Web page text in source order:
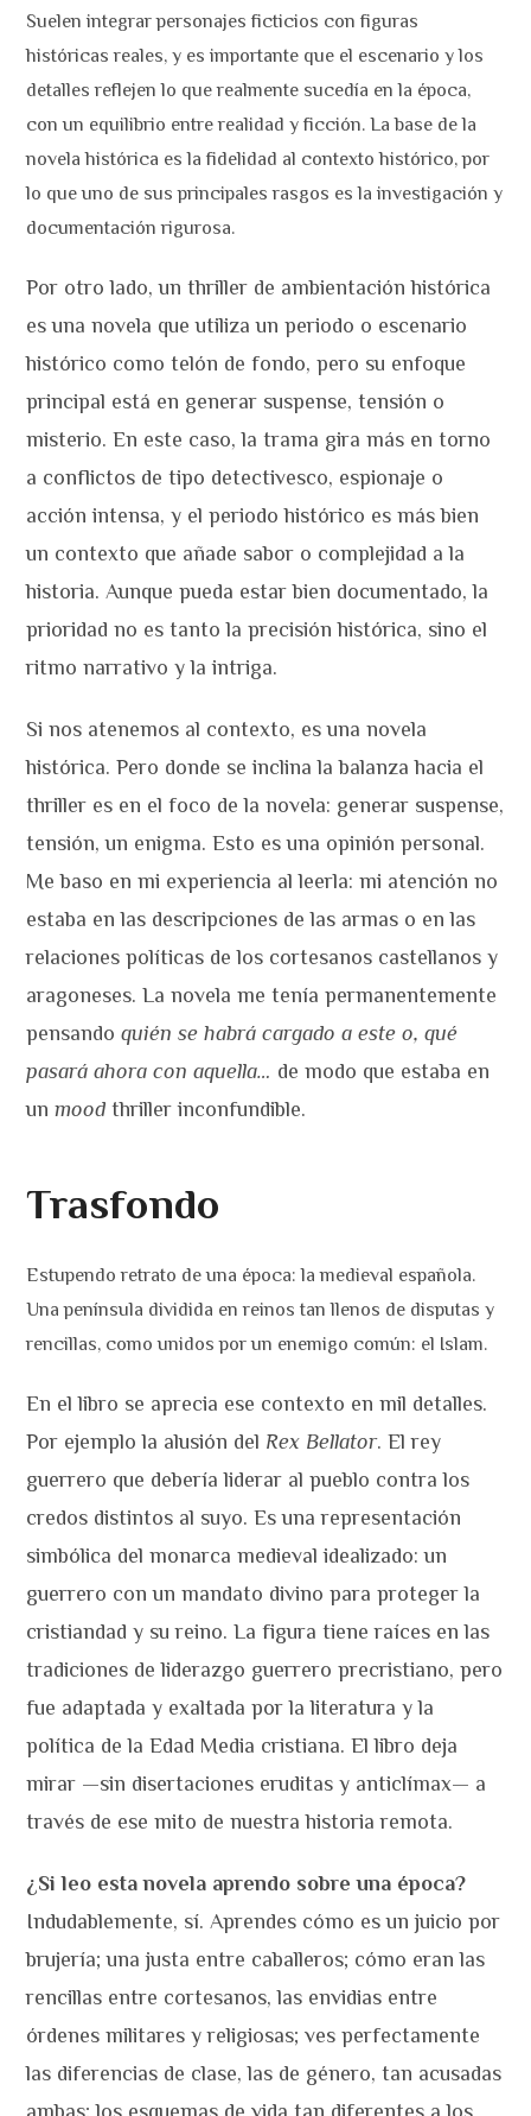
Suelen integrar personajes ficticios con figuras
históricas reales, y es importante que el escenario y los
detalles reflejen lo que realmente sucedía en la época,
con un equilibrio entre realidad y ficción. La base de la
novela histórica es la fidelidad al contexto histórico, por
lo que uno de sus principales rasgos es la investigación y
documentación rigurosa.
Por otro lado, un thriller de ambientación histórica
es una novela que utiliza un periodo o escenario
histórico como telón de fondo, pero su enfoque
principal está en generar suspense, tensión o
misterio. En este caso, la trama gira más en torno
a conflictos de tipo detectivesco, espionaje o
acción intensa, y el periodo histórico es más bien
un contexto que añade sabor o complejidad a la
historia. Aunque pueda estar bien documentado, la
prioridad no es tanto la precisión histórica, sino el
ritmo narrativo y la intriga.
Si nos atenemos al contexto, es una novela
histórica. Pero donde se inclina la balanza hacia el
thriller es en el foco de la novela: generar suspense,
tensión, un enigma. Esto es una opinión personal.
Me baso en mi experiencia al leerla: mi atención no
estaba en las descripciones de las armas o en las
relaciones políticas de los cortesanos castellanos y
aragoneses. La novela me tenía permanentemente
pensandoquién se habrá cargado a este o, qué
pasará ahora con aquella… de modo que estaba en
unmood thriller inconfundible.
Trasfondo
Estupendo retrato de una época: la medieval española.
Una península dividida en reinos tan llenos de disputas y
rencillas, como unidos por un enemigo común: el Islam.
En el libro se aprecia ese contexto en mil detalles.
Por ejemplo la alusión del Rex Bellator. El rey
guerrero que debería liderar al pueblo contra los
credos distintos al suyo. Es una representación
simbólica del monarca medieval idealizado: un
guerrero con un mandato divino para proteger la
cristiandad y su reino. La figura tiene raíces en las
tradiciones de liderazgo guerrero precristiano, pero
fue adaptada y exaltada por la literatura y la
política de la Edad Media cristiana. El libro deja
mirar —sin disertaciones eruditas y anticlímax— a
través de ese mito de nuestra historia remota.
¿Si leo esta novela aprendo sobre una época?
Indudablemente, sí. Aprendes cómo es un juicio por
brujería; una justa entre caballeros; cómo eran las
rencillas entre cortesanos, las envidias entre
órdenes militares y religiosas; ves perfectamente
las diferencias de clase, las de género, tan acusadas
ambas; los esquemas de vida tan diferentes a los